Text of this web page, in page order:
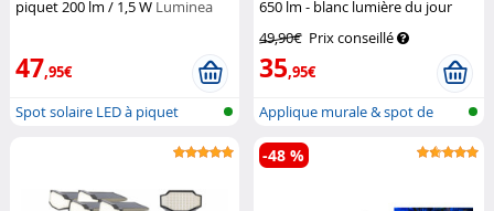
piquet 200 lm / 1,5 W Luminea
47,95€
Spot solaire LED à piquet
650 lm - blanc lumière du jour
49,90€ Prix conseillé
35,95€
Applique murale & spot de
jardin LE...
-48 %